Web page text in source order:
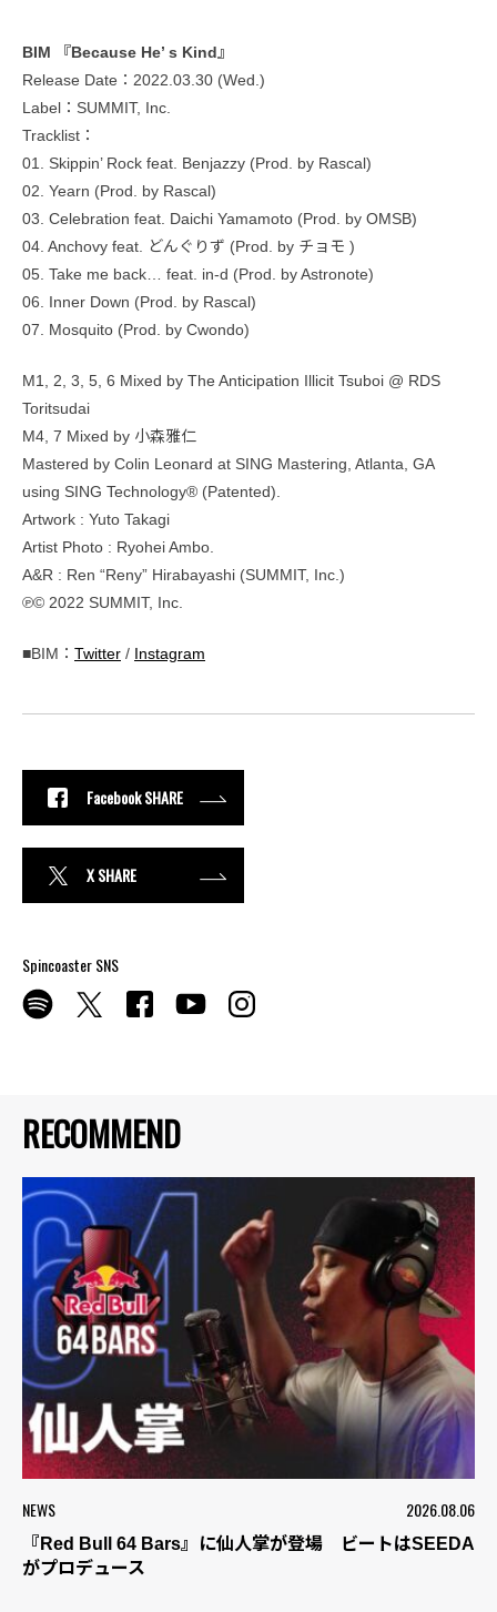
RECOMMEND
NEWS 2026.08.06
『Red Bull 64 Bars』に仙人掌が登場 ビートはSEEDA
がプロデュース
BIM 『Because He’ s Kind』
Release Date：2022.03.30 (Wed.)
Label：SUMMIT, Inc.
Tracklist：
01. Skippin’ Rock feat. Benjazzy (Prod. by Rascal)
02. Yearn (Prod. by Rascal)
03. Celebration feat. Daichi Yamamoto (Prod. by OMSB)
04. Anchovy feat. どんぐりず (Prod. by チョモ )
05. Take me back… feat. in-d (Prod. by Astronote)
06. Inner Down (Prod. by Rascal)
07. Mosquito (Prod. by Cwondo)
M1, 2, 3, 5, 6 Mixed by The Anticipation Illicit Tsuboi @ RDS
Toritsudai
M4, 7 Mixed by 小森雅仁
Mastered by Colin Leonard at SING Mastering, Atlanta, GA
using SING Technology® (Patented).
Artwork : Yuto Takagi
Artist Photo : Ryohei Ambo.
A&R : Ren “Reny” Hirabayashi (SUMMIT, Inc.)
℗© 2022 SUMMIT, Inc.
■BIM： Twitter / Instagram
Facebook SHARE
X SHARE
Spincoaster SNS